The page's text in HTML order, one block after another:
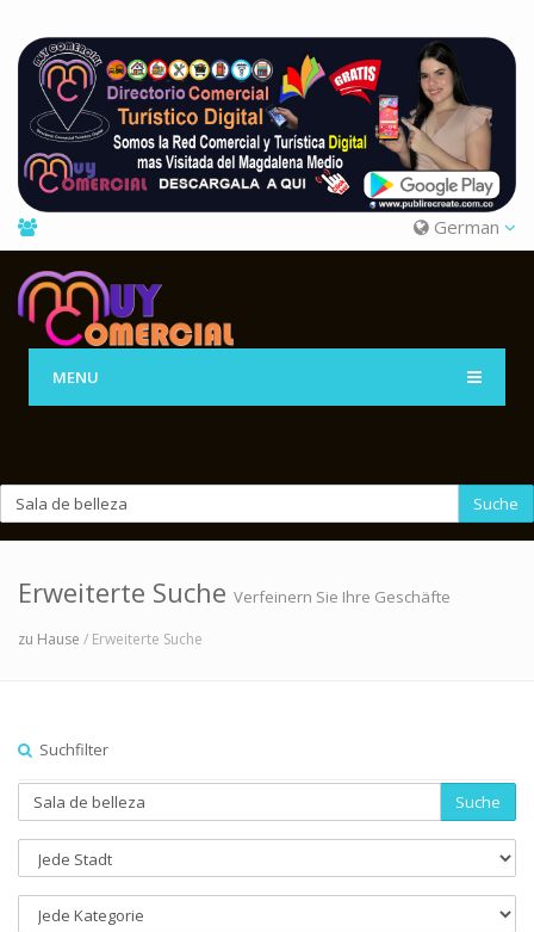
German
MENU
Suche
Erweiterte Suche Verfeinern Sie Ihre Geschäfte
zu Hause / Erweiterte Suche
Suchfilter
Suche